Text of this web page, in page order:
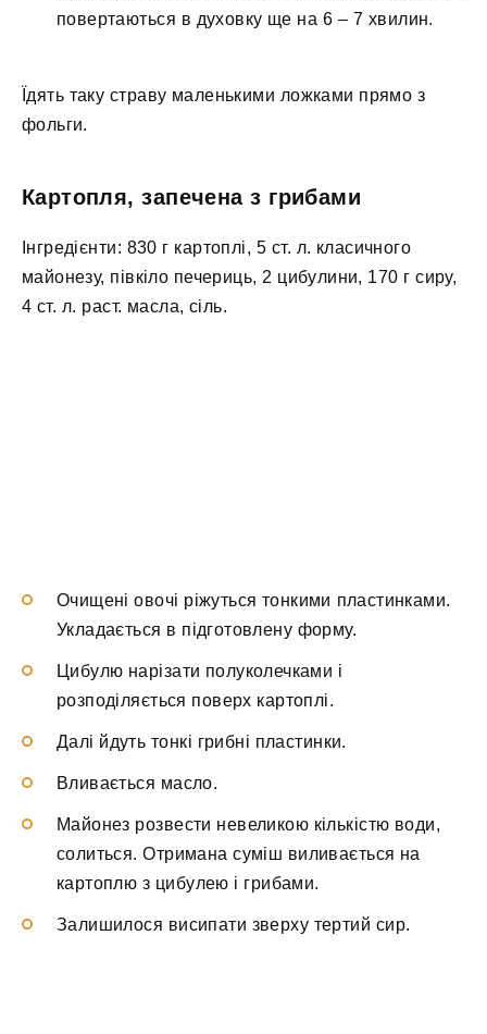
повертаються в духовку ще на 6 – 7 хвилин.
Їдять таку страву маленькими ложками прямо з
фольги.
Картопля, запечена з грибами
Інгредієнти: 830 г картоплі, 5 ст. л. класичного
майонезу, півкіло печериць, 2 цибулини, 170 г сиру,
4 ст. л. раст. масла, сіль.
Очищені овочі ріжуться тонкими пластинками.
Укладається в підготовлену форму.
Цибулю нарізати полуколечками і
розподіляється поверх картоплі.
Далі йдуть тонкі грибні пластинки.
Вливається масло.
Майонез розвести невеликою кількістю води,
солиться. Отримана суміш виливається на
картоплю з цибулею і грибами.
Залишилося висипати зверху тертий сир.